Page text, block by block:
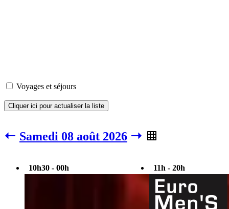
Voyages et séjours
Cliquer ici pour actualiser la liste
Samedi 08 août 2026
10h30 - 00h 11h - 20h